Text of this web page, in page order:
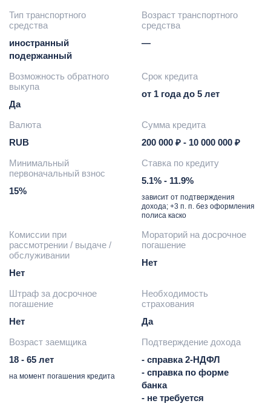
Тип транспортного
средства
иностранный
подержанный
Возраст транспортного
средства
—
Возможность обратного
выкупа
Да
Срок кредита
от 1 года до 5 лет
Валюта
RUB
Сумма кредита
200 000 ₽ - 10 000 000 ₽
Минимальный
первоначальный взнос
15%
Ставка по кредиту
5.1% - 11.9%
зависит от подтверждения
дохода; +3 п. п. без оформления
полиса каско
Комиссии при
рассмотрении / выдаче /
обслуживании
Нет
Мораторий на досрочное
погашение
Нет
Штраф за досрочное
погашение
Нет
Необходимость
страхования
Да
Возраст заемщика
18 - 65 лет
на момент погашения кредита
Подтверждение дохода
- справка 2-НДФЛ
- справка по форме
банка
- не требуется